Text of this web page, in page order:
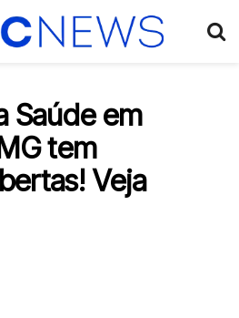
Saúde em
tem
Veja